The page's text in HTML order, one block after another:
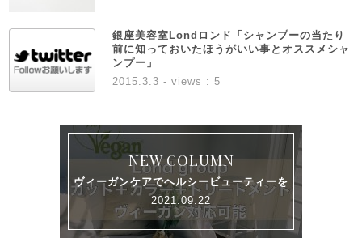
銀座美容室Londロンド「シャンプーの当たり
前に知っておいたほうがいい事とオススメシャ
ンプー」
2015.3.3 - views : 5
NEW COLUMN
ヴィーガンケアでヘルシービューティーを
2021.09.22